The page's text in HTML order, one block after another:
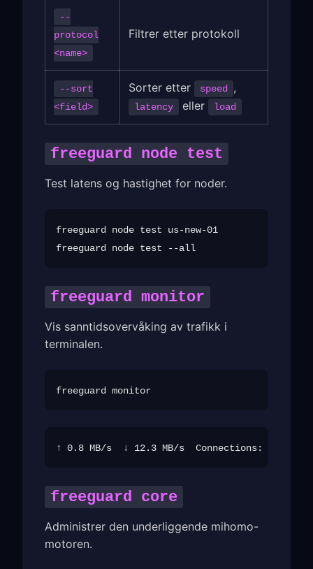
--
protocol
<name>
Filtrer etter protokoll
--sort
<field>
Sorter etter speed ,
latency eller load
freeguard node test
Test latens og hastighet for noder.
freeguard node test us-new-01
freeguard monitor
Vis sanntidsovervåking av trafikk i
terminalen.
freeguard core
Administrer den underliggende mihomo-
motoren.